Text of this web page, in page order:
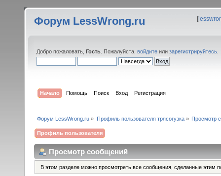
Форум LessWrong.ru [
Добро пожаловать, Гость . Пожалуйста, войдите или зарегистрируйтесь
Начало Помощь Поиск Вход Регистрация
Форум LessWrong.ru » Профиль пользователя трясогузка» Просмотр
Профиль пользователя
Просмотр сообщений
В этом разделе можно просмотреть все сообщения, сделанные этим